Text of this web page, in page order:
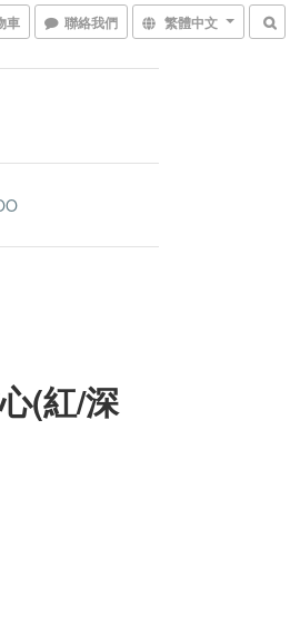
車 聯絡我們 繁體中文
(紅/深